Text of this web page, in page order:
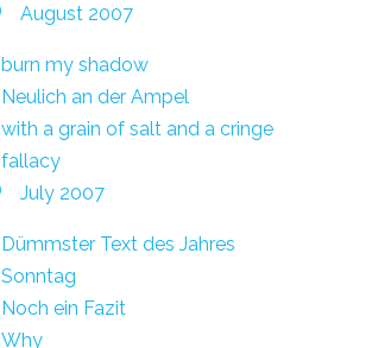
August 2007
burn my shadow
Neulich an der Ampel
with a grain of salt and a cringe
fallacy
July 2007
Dümmster Text des Jahres
Sonntag
Noch ein Fazit
Why